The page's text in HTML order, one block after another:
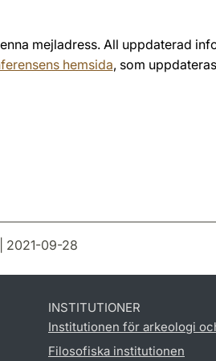
mejladress. All uppdaterad
hemsida, som uppdateras
2021-09-28
INSTITUTIONER
Institutionen för arkeologi
Filosofiska institutionen